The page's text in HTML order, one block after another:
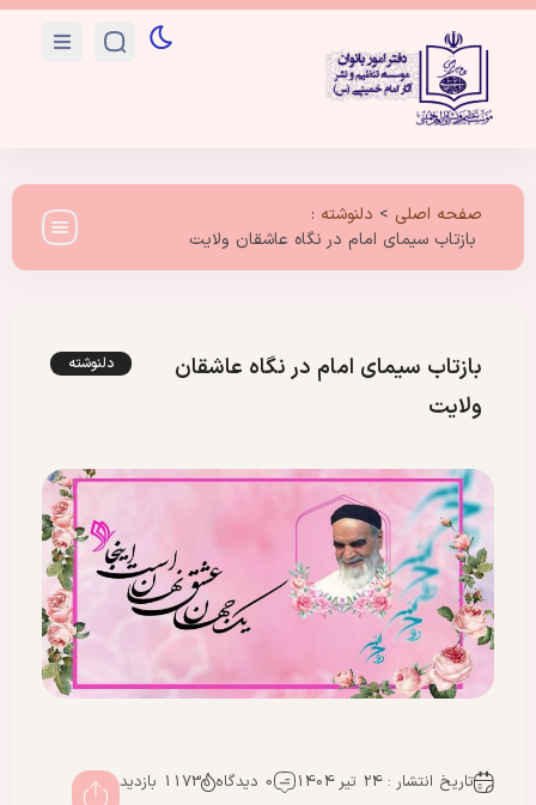
صفحه اصلی > دلنوشته :
بازتاب سیمای امام در نگاه عاشقان ولایت
بازتاب سیمای امام در نگاه عاشقان
ولایت
دلنوشته
تاریخ انتشار : 24 تیر 1404 0 دیدگاه 1173 بازدید